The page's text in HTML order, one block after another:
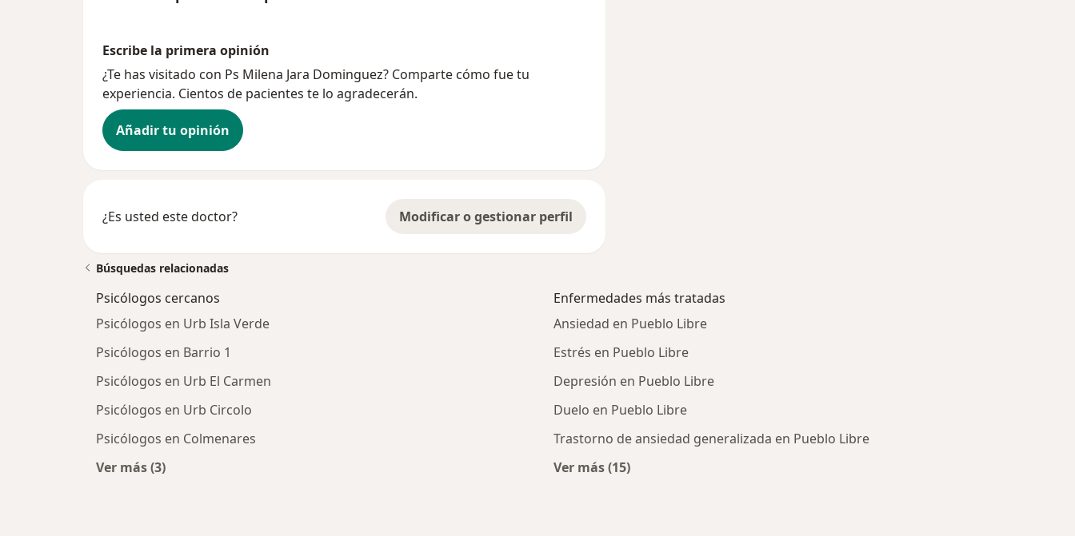
Escribe la primera opinión
¿Te has visitado con Ps Milena Jara Dominguez? Comparte cómo fue tu
experiencia. Cientos de pacientes te lo agradecerán.
Añadir tu opinión
¿Es usted este doctor? Modificar o gestionar perfil
Búsquedas relacionadas
Psicólogos cercanos
Psicólogos en Urb Isla Verde
Psicólogos en Barrio 1
Psicólogos en Urb El Carmen
Psicólogos en Urb Circolo
Psicólogos en Colmenares
Ver más (3)
Enfermedades más tratadas
Ansiedad en Pueblo Libre
Estrés en Pueblo Libre
Depresión en Pueblo Libre
Duelo en Pueblo Libre
Trastorno de ansiedad generalizada en Pueblo Libre
Ver más (15)